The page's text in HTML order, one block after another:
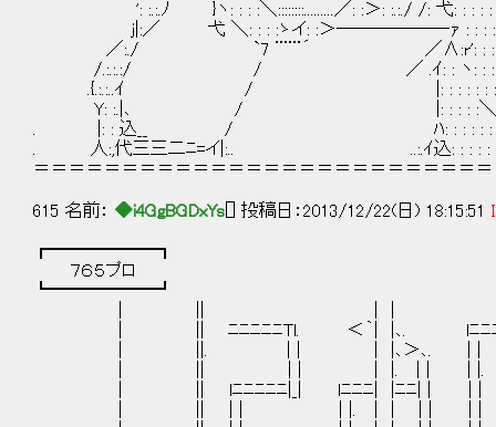
': :.:.ﾉ }ヽ: : : :＼::::::::.........／: :＞: :.:./ /: 弋: : : : :
j|:／ 弋 ＼: : : :ゝイ: :＞──────‐ｧ : : :
／:./ `7 ¨¨¨´ ／∧:r': : :
/.:.:.:/ / ／ .ｲ: : ヽ: : :
.{.:.:..ｲ / |: : : : : : :
Y: :.|､ / |: : : : :＼
. |: : 込__ / ﾊ: : : : : :
. 人:,代三三二ﾆ=イ|:.. ..:.ｲ込: : : : :
＝＝＝＝＝＝＝＝＝＝＝＝＝＝＝＝＝＝＝＝＝＝＝＝＝
615 名前： ◆i4GgBGDxYs [] 投稿日：2013/12/22(日) 18:15:51
┏━━━━━━┓
７６５プロ
┗━━━━━━┛
| || ﾆﾆﾆﾆﾆTl. ＜｀| |､. lﾆﾆﾆ
| ||. | | | |､＞､. | |
| || lﾆﾆﾆﾆﾆ|_| lﾆﾆﾆ| |ﾆﾆ